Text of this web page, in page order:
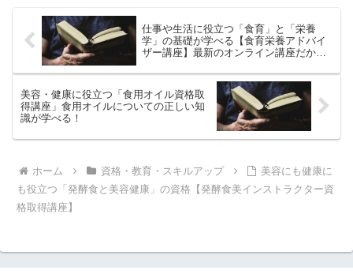
仕事や生活に役立つ「食育」と「栄養
学」の基礎が学べる【食育栄養アドバイ
ザー講座】最新のオンライン講座だから
美容・健康に役立つ「食用オイル資格取
得講座」食用オイルについての正しい知
識が学べる！
ホーム 資格・教育・スキルアップ
美容にも健康に
も役立つ「発酵食と美容健康」の資格【発酵食美インストラクター資
格取得講座】